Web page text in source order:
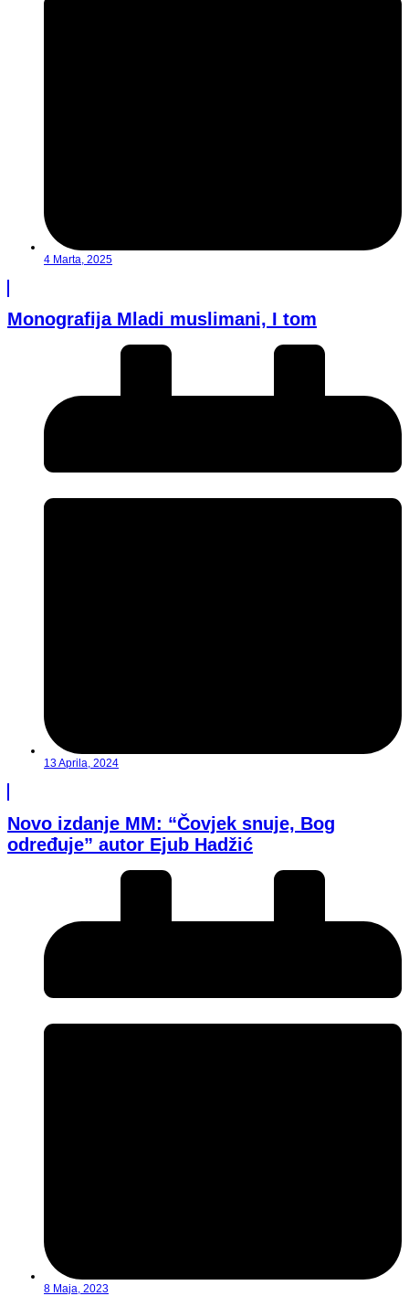
4 Marta, 2025
Monografija Mladi muslimani, I tom
13 Aprila, 2024
Novo izdanje MM: “Čovjek snuje, Bog
određuje” autor Ejub Hadžić
8 Maja, 2023